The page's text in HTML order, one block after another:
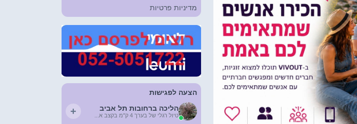
מדיניות פרטיות
הצעה לפגישות
הליכה ברחובות תל אביב
טיול רגלי של בערך 4 ק"מ בקצב א... +